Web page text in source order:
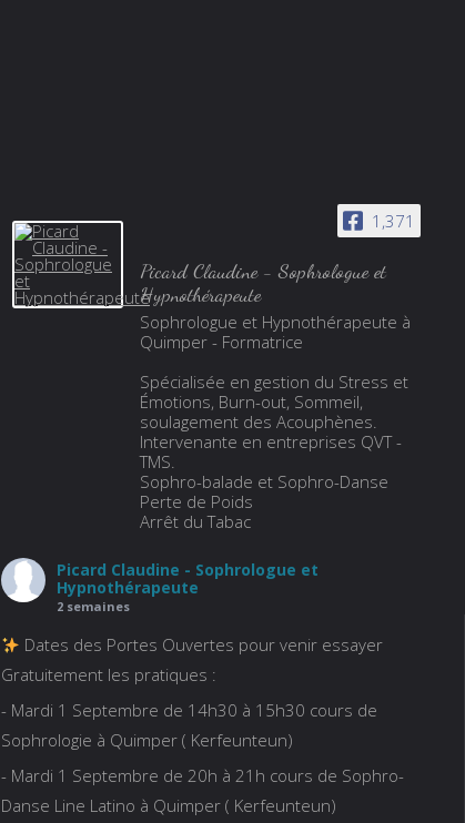
1,371
Picard Claudine - Sophrologue et
Hypnothérapeute
Sophrologue et Hypnothérapeute à
Quimper - Formatrice
Spécialisée en gestion du Stress et
Émotions, Burn-out, Sommeil,
soulagement des Acouphènes.
Intervenante en entreprises QVT -
TMS.
Sophro-balade et Sophro-Danse
Perte de Poids
Arrêt du Tabac
Picard Claudine - Sophrologue et
Hypnothérapeute
2 semaines
Dates des Portes Ouvertes pour venir essayer
Gratuitement les pratiques :
- Mardi 1 Septembre de 14h30 à 15h30 cours de
Sophrologie à Quimper ( Kerfeunteun)
- Mardi 1 Septembre de 20h à 21h cours de Sophro-
Danse Line Latino à Quimper ( Kerfeunteun)